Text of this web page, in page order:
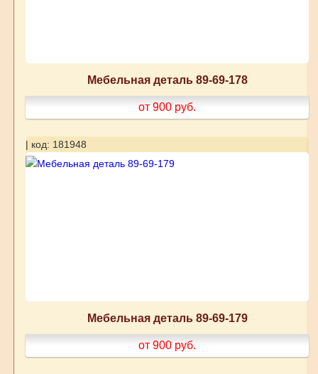
Мебельная деталь 89-69-178
от 900 руб.
| код: 181948
Мебельная деталь 89-69-179
от 900 руб.